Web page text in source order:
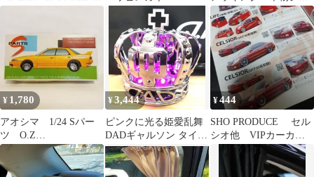
世記 VIPカー
ンクションプロデュー
ス製
¥ 1,780
アオシマ 1/24 Sパー
ツ O.Z
SUPERTURISMO
No.81
¥3,444
ピンクに光る姫愛乱舞
DADギャルソン タイプ
CROWN王冠 USB電源
¥444
SHO PRODUCE セル
シオ他 VIPカーカタ
ログ